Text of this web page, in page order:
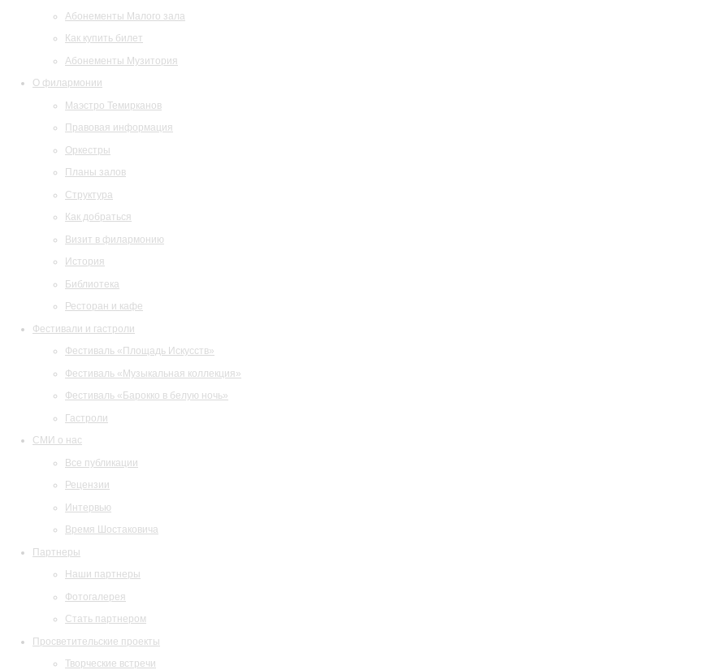
Абонементы Малого зала
Как купить билет
Абонементы Музитория
О филармонии
Маэстро Темирканов
Правовая информация
Оркестры
Планы залов
Структура
Как добраться
Визит в филармонию
История
Библиотека
Ресторан и кафе
Фестивали и гастроли
Фестиваль «Площадь Искусств»
Фестиваль «Музыкальная коллекция»
Фестиваль «Барокко в белую ночь»
Гастроли
СМИ о нас
Все публикации
Рецензии
Интервью
Время Шостаковича
Партнеры
Наши партнеры
Фотогалерея
Стать партнером
Просветительские проекты
Творческие встречи